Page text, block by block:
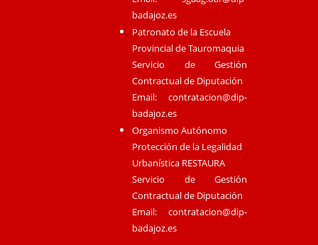
badajoz.es
Patronato de la Escuela
Provincial de Tauromaquia
Servicio de Gestión
Contractual de Diputación
Email:contratacion@dip-
badajoz.es
Organismo Autónomo
Protección de la Legalidad
Urbanística RESTAURA
Servicio de Gestión
Contractual de Diputación
Email:contratacion@dip-
badajoz.es